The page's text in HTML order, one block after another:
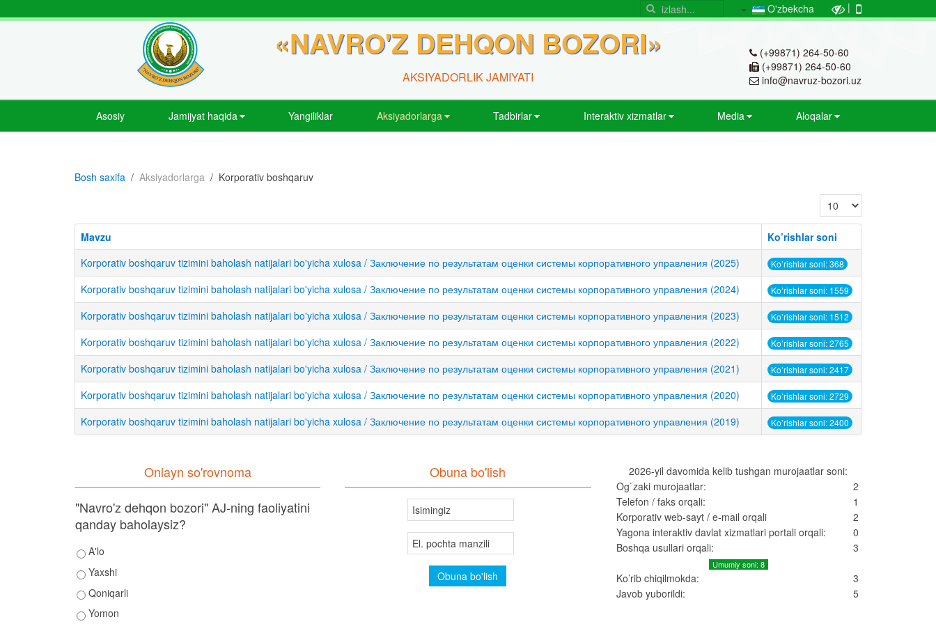
|
O'zbekcha
«NAVRO'Z DEHQON BOZORI»
AKSIYADORLIK JAMIYATI
(+99871) 264-50-60
(+99871) 264-50-60
info@navruz-bozori.uz
Asosiy Jamijyat haqida Yangiliklar Aksiyadorlarga Tadbirlar Interaktiv xizmatlar Media Aloqalar
Bosh saxifa Aksiyadorlarga
Korporativ boshqaruv
Satrlar soni:
Mavzu
Ko’rishlar soni
Korporativ boshqaruv tizimini baholash natijalari bo'yicha xulosa / Заключение по результатам оценки системы корпоративного управления (2025)
Ko’rishlar soni: 368
Korporativ boshqaruv tizimini baholash natijalari bo'yicha xulosa / Заключение по результатам оценки системы корпоративного управления (2024) Ko’rishlar soni: 1559
Korporativ boshqaruv tizimini baholash natijalari bo'yicha xulosa / Заключение по результатам оценки системы корпоративного управления (2023) Ko’rishlar soni: 1512
Korporativ boshqaruv tizimini baholash natijalari bo'yicha xulosa / Заключение по результатам оценки системы корпоративного управления (2022) Ko’rishlar soni: 2765
Korporativ boshqaruv tizimini baholash natijalari bo'yicha xulosa / Заключение по результатам оценки системы корпоративного управления (2021) Ko’rishlar soni: 2417
Korporativ boshqaruv tizimini baholash natijalari bo'yicha xulosa / Заключение по результатам оценки системы корпоративного управления (2020) Ko’rishlar soni: 2729
Korporativ boshqaruv tizimini baholash natijalari bo'yicha xulosa / Заключение по результатам оценки системы корпоративного управления (2019) Ko’rishlar soni: 2400
Onlayn so'rovnoma
"Navro'z dehqon bozori" AJ-ning faoliyatini
qanday baholaysiz?
A'lo
Yaxshi
Qoniqarli
Yomon
Obuna bo'lish
2026-yil davomida kelib tushgan murojaatlar soni:
Og`zaki murojaatlar:
2
Telefon / faks orqali:
1
Korporativ web-sayt / e-mail orqali
2
Yagona interaktiv davlat xizmatlari portali orqali:
0
Boshqa usullari orqali:
3
Umumiy soni: 8
Ko’rib chiqilmokda:
3
Javob yuborildi:
5